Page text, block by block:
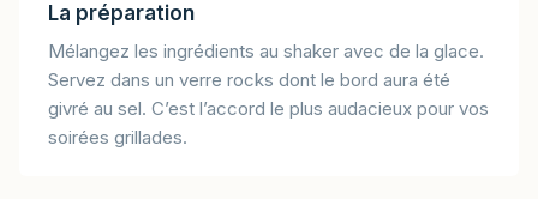
La préparation
Mélangez les ingrédients au shaker avec de la glace.
Servez dans un verre rocks dont le bord aura été
givré au sel. C’est l’accord le plus audacieux pour vos
soirées grillades.